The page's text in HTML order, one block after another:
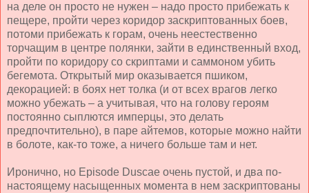
на деле он просто не нужен – надо просто прибежать к
пещере, пройти через коридор заскриптованных боев,
потоми прибежать к горам, очень неестественно
торчащим в центре полянки, зайти в единственный вход,
пройти по коридору со скриптами и саммоном убить
бегемота. Открытый мир оказывается пшиком,
декорацией: в боях нет толка (и от всех врагов легко
можно убежать – а учитывая, что на голову героям
постоянно сыплются имперцы, это делать
предпочтительно), в паре айтемов, которые можно найти
в болоте, как-то тоже, а ничего больше там и нет.
Иронично, но Episode Duscae очень пустой, и два по-
настоящему насыщенных момента в нем заскриптованы